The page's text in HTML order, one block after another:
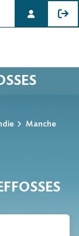
Manche